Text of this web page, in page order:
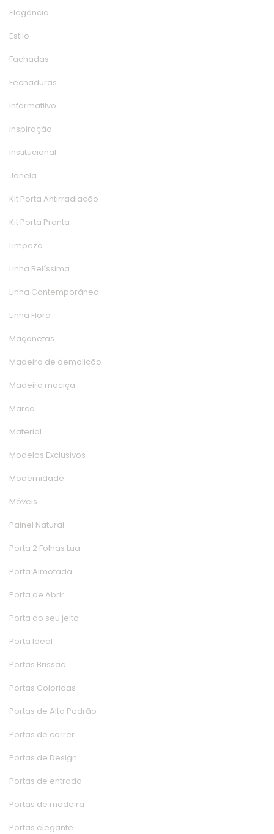
Elegância
Estilo
Fachada
Fechadura
Informatiivo
Inspiração
Institucional
Janela
Kit Porta Antirradiação
Kit Porta Pronta
Limpeza
Linha Belíssima
Linha Contemporânea
Linha Flora
Maçaneta
Madeira de demolição
Madeira maciça
Marco
Material
Modelos Exclusivo
Modernidade
Móvei
Painel Natural
Porta 2 Folhas Lua
Porta Almofada
Porta de Abrir
Porta do seu jeito
Porta Ideal
Portas Brissac
Portas Colorida
Portas de Alto Padrão
Portas de correr
Portas de Design
Portas de entrada
Portas de madeira
Portas elegante